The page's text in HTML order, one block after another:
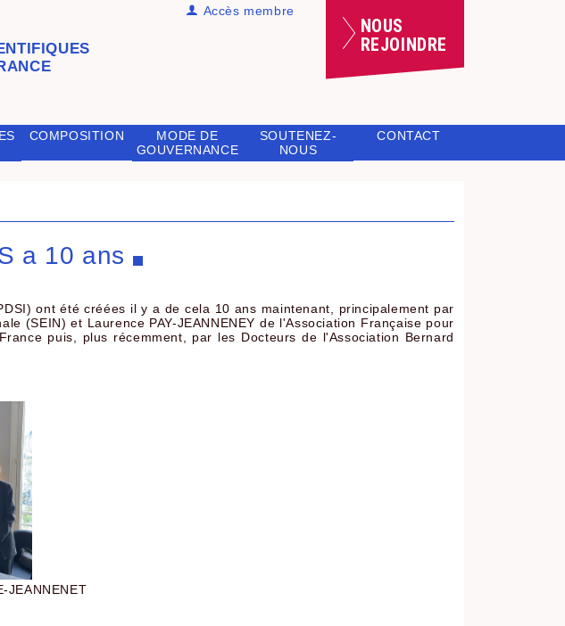
Accès membre
NOUS
REJOINDRE
COMPOSITION
MODE DE
GOUVERNANCE
SOUTENEZ-
NOUS
CONTACT
a 10 ans
ont été créées il y a de cela 10 ans maintenant, principalement par
(SEIN) et Laurence PAY-JEANNENEY de l'Association Française pour
puis, plus récemment, par les Docteurs de l'Association Bernard
JEANNENET